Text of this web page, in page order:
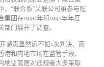
，“联合系”关联公司虽参与配
集团在1990年和1991年年度
门展开了调查。
谴责显然远不如1次判决，而
和内地市场在监管手段、
地监管层对违规者大多采取